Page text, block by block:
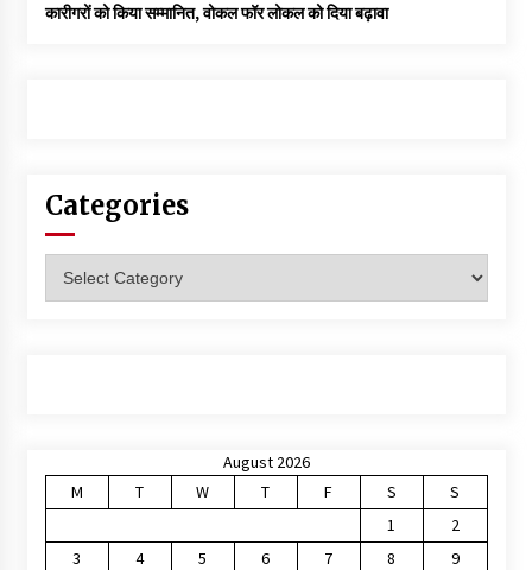
कारीगरों को किया सम्मानित, वोकल फॉर लोकल को दिया बढ़ावा
Categories
August 2026
M
T W T F S
S
1
2
3
4 5 6 7 8
9